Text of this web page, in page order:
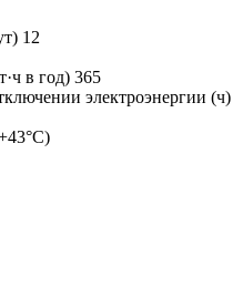
12
в год) 365
электроэнергии (ч)